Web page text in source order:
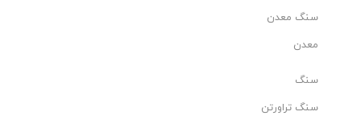
سنگ معدن
معدن
سنگ
سنگ تراورتن